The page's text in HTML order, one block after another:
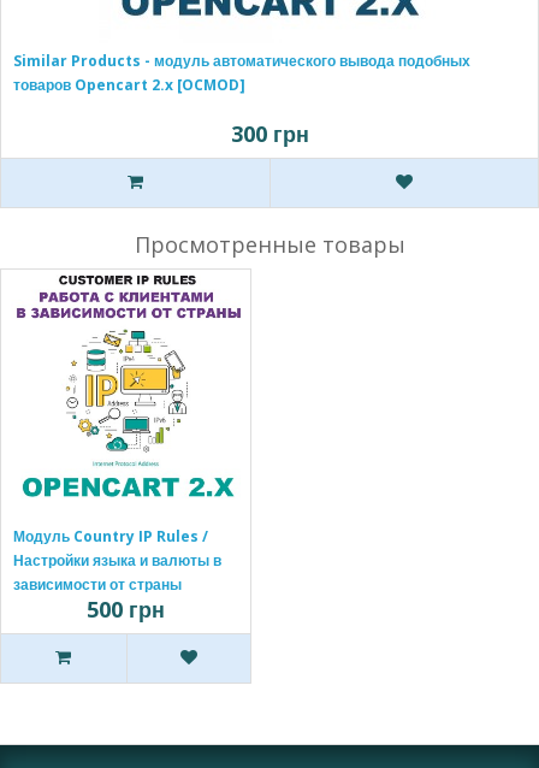
Similar Products - модуль автоматического вывода подобных
товаров Opencart 2.x [OCMOD]
300 грн
Просмотренные товары
Модуль Country IP Rules /
Настройки языка и валюты в
зависимости от страны
500 грн